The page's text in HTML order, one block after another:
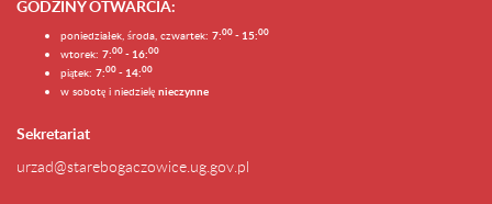
GODZINY OTWARCIA:
poniedziałek, środa, czwartek: 7:00 - 15:00
wtorek: 7:00 - 16:00
piątek: 7:00 - 14:00
w sobotę i niedzielę nieczynne
Sekretariat
urzad@starebogaczowice.ug.gov.pl